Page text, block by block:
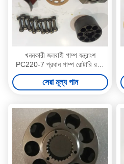
খননকারী জলবাহী পাম্প যন্ত্রাংশ
PC220-7 প্রধান পাম্প রোটারি রটার
গ্রুপ সমর্থন
সেরা মূল্য পান